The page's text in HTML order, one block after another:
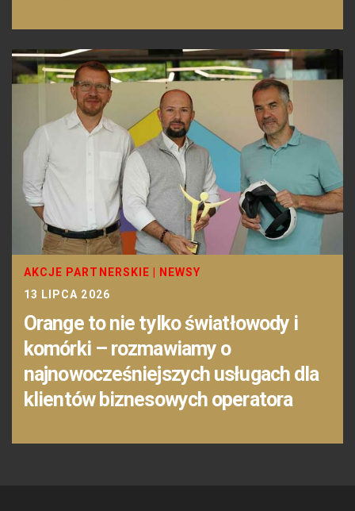
AKCJE PARTNERSKIE
NEWSY
13 LIPCA 2026
Orange to nie tylko światłowody i
komórki – rozmawiamy o
najnowocześniejszych usługach dla
klientów biznesowych operatora